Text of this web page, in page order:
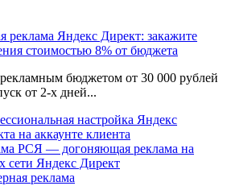
реклама Яндекс Директ: закажите
стоимостью 8% от бюджета
бюджетом от 30 000 рублей
от 2-х дней...
настройка Яндекс
на аккаунте клиента
РСЯ — догоняющая реклама на
сети Яндекс Директ
реклама